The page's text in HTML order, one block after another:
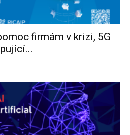
firmám v krizi, 5G